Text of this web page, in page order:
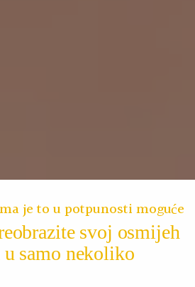
je to u potpunosti moguće
svoj osmijeh
u samo nekoliko